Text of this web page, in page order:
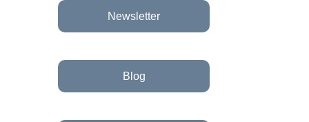
Newsletter
Blog